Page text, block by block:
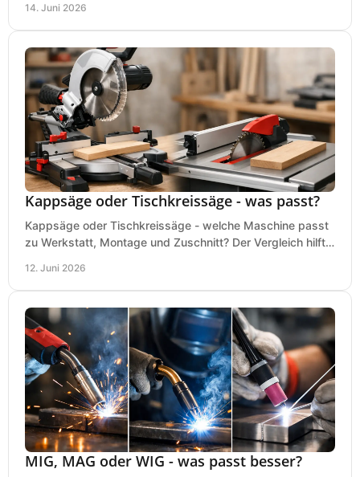
14. Juni 2026
Kappsäge oder Tischkreissäge - was passt?
Kappsäge oder Tischkreissäge - welche Maschine passt
zu Werkstatt, Montage und Zuschnitt? Der Vergleich hilft
12. Juni 2026
MIG, MAG oder WIG - was passt besser?